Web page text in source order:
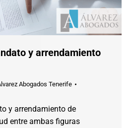
y arrendamiento
Abogados Tenerife
y arrendamiento de
entre ambas figuras